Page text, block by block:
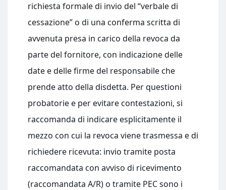
richiesta formale di invio del “verbale di
cessazione” o di una conferma scritta di
avvenuta presa in carico della revoca da
parte del fornitore, con indicazione delle
date e delle firme del responsabile che
prende atto della disdetta. Per questioni
probatorie e per evitare contestazioni, si
raccomanda di indicare esplicitamente il
mezzo con cui la revoca viene trasmessa e di
richiedere ricevuta: invio tramite posta
raccomandata con avviso di ricevimento
(raccomandata A/R) o tramite PEC sono i